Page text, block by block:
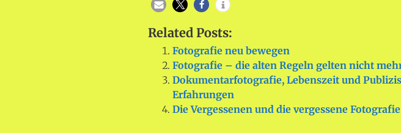
Related Posts:
Fotografie neu bewegen
Fotografie – die alten Regeln gelten nicht
Dokumentarfotografie, Lebenszeit und
Erfahrungen
Die Vergessenen und die vergessene Fotografie